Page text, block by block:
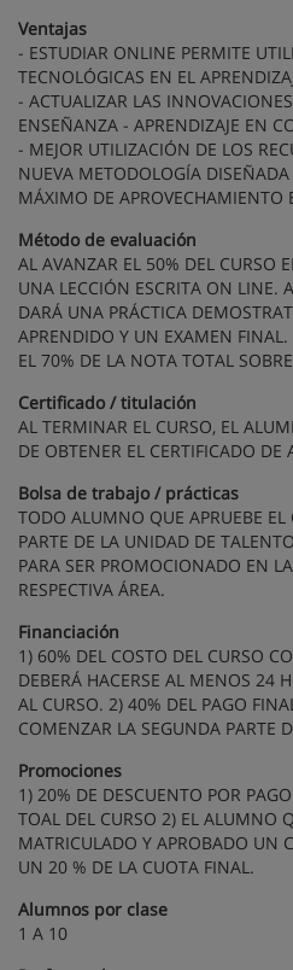
Ventajas
- ESTUDIAR ONLINE PERMITE
TECNOLÓGICAS EN EL
- ACTUALIZAR LAS
ENSEÑANZA - APRENDIZAJE EN
- MEJOR UTILIZACIÓN DE LOS
NUEVA METODOLOGÍA
MÁXIMO DE APROVECHAMIENTO
Método de evaluación
AL AVANZAR EL 50% DEL CURSO
UNA LECCIÓN ESCRITA ON LINE.
DARÁ UNA PRÁCTICA
APRENDIDO Y UN EXAMEN FINAL.
EL 70% DE LA NOTA TOTAL
Certificado / titulación
AL TERMINAR EL CURSO, EL
DE OBTENER EL CERTIFICADO DE
Bolsa de trabajo / prácticas
TODO ALUMNO QUE APRUEBE EL
PARTE DE LA UNIDAD DE
PARA SER PROMOCIONADO EN
RESPECTIVA ÁREA.
Financiación
1) 60% DEL COSTO DEL CURSO
DEBERÁ HACERSE AL MENOS 24
AL CURSO. 2) 40% DEL PAGO
COMENZAR LA SEGUNDA PARTE
Promociones
1) 20% DE DESCUENTO POR
TOAL DEL CURSO 2) EL ALUMNO
MATRICULADO Y APROBADO UN
UN 20 % DE LA CUOTA FINAL.
Alumnos por clase
1 A 10